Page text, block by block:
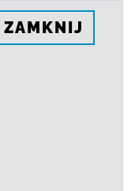
ZAMKNIJ